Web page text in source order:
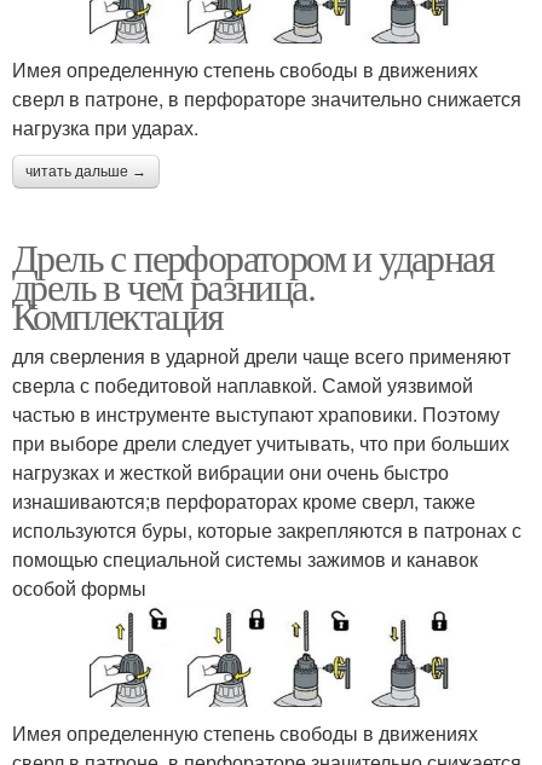
Имея определенную степень свободы в движениях
сверл в патроне, в перфораторе значительно снижается
нагрузка при ударах.
читать дальше →
Дрель с перфоратором и ударная
дрель в чем разница.
Комплектация
для сверления в ударной дрели чаще всего применяют
сверла с победитовой наплавкой. Самой уязвимой
частью в инструменте выступают храповики. Поэтому
при выборе дрели следует учитывать, что при больших
нагрузках и жесткой вибрации они очень быстро
изнашиваются;в перфораторах кроме сверл, также
используются буры, которые закрепляются в патронах с
помощью специальной системы зажимов и канавок
особой формы
Имея определенную степень свободы в движениях